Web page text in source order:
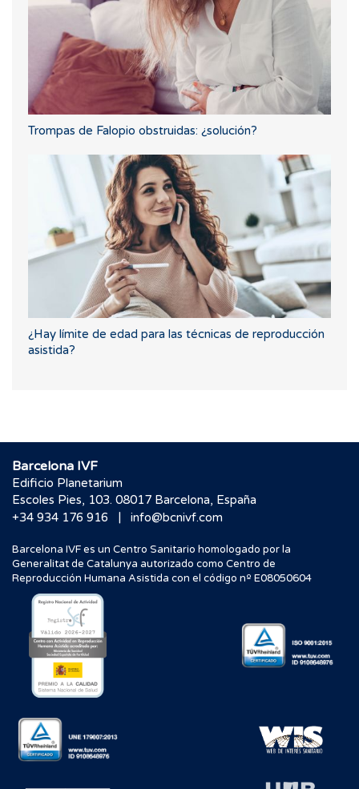
Trompas de Falopio obstruidas: ¿solución?
¿Hay límite de edad para las técnicas de reproducción
asistida?
Barcelona IVF
Edificio Planetarium
Escoles Pies, 103. 08017 Barcelona, España
+34 934 176 916
| info@bcnivf.com
Barcelona IVF es un Centro Sanitario homologado por la
Generalitat de Catalunya autorizado como Centro de
Reproducción Humana Asistida con el código nº E08050604